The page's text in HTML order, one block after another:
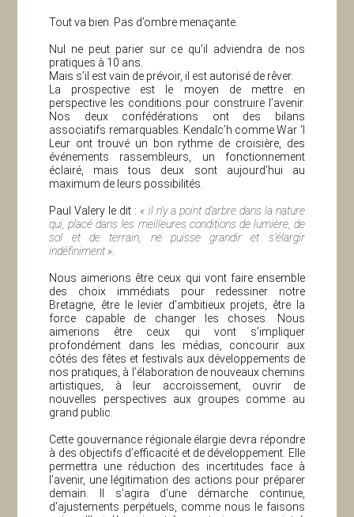
Tout va bien. Pas d’ombre menaçante.
Nul ne peut parier sur ce qu’il adviendra de nos
pratiques à 10 ans.
Mais s’il est vain de prévoir, il est autorisé de rêver.
La prospective est le moyen de mettre en
perspective les conditions pour construire l’avenir.
Nos deux confédérations ont des bilans
associatifs remarquables. Kendalc’h comme War ‘l
Leur ont trouvé un bon rythme de croisière, des
événements rassembleurs, un fonctionnement
éclairé, mais tous deux sont aujourd’hui au
maximum de leurs possibilités.
Paul Valery le dit : « il n’y a point d’arbre dans la nature
qui, placé dans les meilleures conditions de lumière, de
sol et de terrain, ne puisse grandir et s’élargir
indéfiniment »
Nous aimerions être ceux qui vont faire ensemble
des choix immédiats pour redessiner notre
Bretagne, être le levier d’ambitieux projets, être la
force capable de changer les choses. Nous
aimerions être ceux qui vont s’impliquer
profondément dans les médias, concourir aux
côtés des fêtes et festivals aux développements de
nos pratiques, à l’élaboration de nouveaux chemins
artistiques, à leur accroissement, ouvrir de
nouvelles perspectives aux groupes comme au
grand public.
Cette gouvernance régionale élargie devra répondre
à des objectifs d’efficacité et de développement. Elle
permettra une réduction des incertitudes face à
l’avenir, une légitimation des actions pour préparer
demain. Il s’agira d’une démarche continue,
d’ajustements perpétuels, comme nous le faisons